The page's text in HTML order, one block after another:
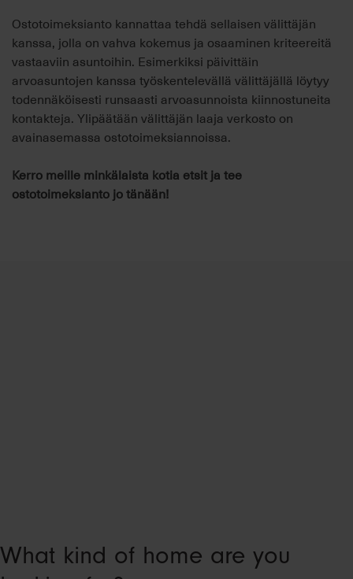
Ostotoimeksianto kannattaa tehdä sellaisen välittäjän
kanssa, jolla on vahva kokemus ja osaaminen kriteereitä
vastaaviin asuntoihin. Esimerkiksi päivittäin
arvoasuntojen kanssa työskentelevällä välittäjällä löytyy
todennäköisesti runsaasti arvoasunnoista kiinnostuneita
kontakteja. Ylipäätään välittäjän laaja verkosto on
avainasemassa ostotoimeksiannoissa.
Kerro meille minkälaista kotia etsit ja tee
ostotoimeksianto jo tänään!
What kind of home are you